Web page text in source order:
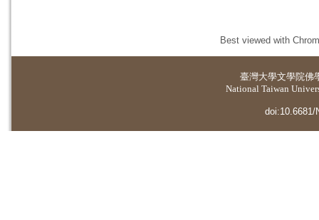
Best viewed with
臺灣大學文學院佛
National Taiwan
doi:10.6681/